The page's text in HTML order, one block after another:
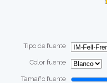
Tipo de fuente
Color fuente
Tamaño fuente